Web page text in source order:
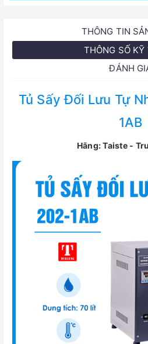
THÔNG TIN
THÔNG SỐ KỸ
ĐÁNH
Tủ Sấy Đối Lưu Tự
1AB
Hãng: Taiste -